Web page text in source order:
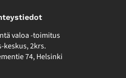
valoa -toimitus
keskus, 2krs.
74, Helsinki